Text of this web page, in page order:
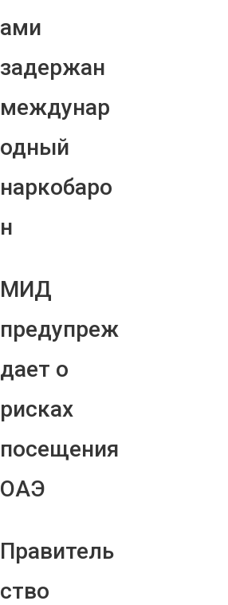
ами
задержан
междунар
одный
наркобаро
н
МИД
предупреж
дает о
рисках
посещения
ОАЭ
Правитель
ство